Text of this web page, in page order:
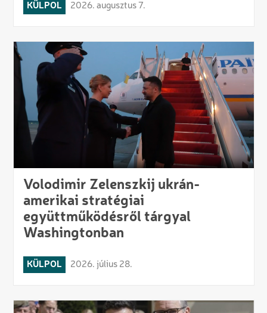
KÜLPOL 2026. augusztus 7.
Volodimir Zelenszkij ukrán-
amerikai stratégiai
együttműködésről tárgyal
Washingtonban
KÜLPOL 2026. július 28.